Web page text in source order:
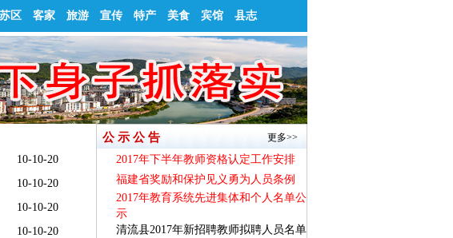
苏区 客家 旅游 宣传 特产 美食 宾馆 县志
10-10-20
10-10-20
10-10-20
10-10-20
公 示 公 告 更多>>
2017年下半年教师资格认定工作安排
福建省奖励和保护见义勇为人员条例
2017年教育系统先进集体和个人名单公
示
清流县2017年新招聘教师拟聘人员名单